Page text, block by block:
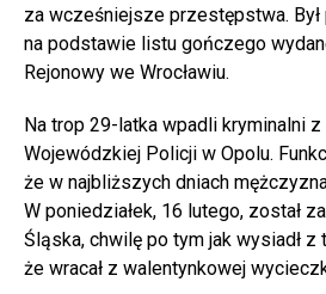
za wcześniejsze przestępstwa. Był
na podstawie listu gończego
Rejonowy we Wrocławiu.
Na trop 29-latka wpadli kryminalni
Wojewódzkiej Policji w Opolu.
że w najbliższych dniach
W poniedziałek, 16 lutego, został
Śląska, chwilę po tym jak wysiadł z
że wracał z walentynkowej